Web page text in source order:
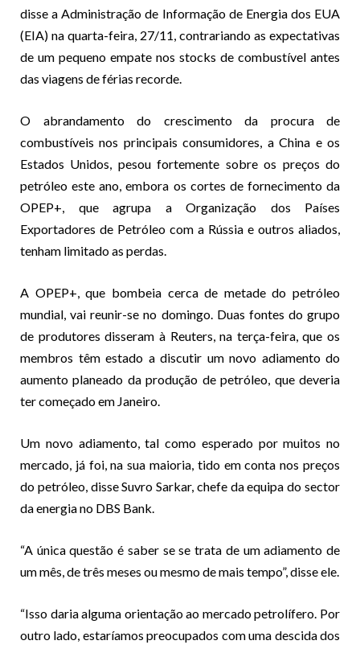
disse a Administração de Informação de Energia dos EUA
(EIA) na quarta-feira, 27/11, contrariando as expectativas
de um pequeno empate nos stocks de combustível antes
das viagens de férias recorde.
O abrandamento do crescimento da procura de
combustíveis nos principais consumidores, a China e os
Estados Unidos, pesou fortemente sobre os preços do
petróleo este ano, embora os cortes de fornecimento da
OPEP+, que agrupa a Organização dos Países
Exportadores de Petróleo com a Rússia e outros aliados,
tenham limitado as perdas.
A OPEP+, que bombeia cerca de metade do petróleo
mundial, vai reunir-se no domingo. Duas fontes do grupo
de produtores disseram à Reuters, na terça-feira, que os
membros têm estado a discutir um novo adiamento do
aumento planeado da produção de petróleo, que deveria
ter começado em Janeiro.
Um novo adiamento, tal como esperado por muitos no
mercado, já foi, na sua maioria, tido em conta nos preços
do petróleo, disse Suvro Sarkar, chefe da equipa do sector
da energia no DBS Bank.
“A única questão é saber se se trata de um adiamento de
um mês, de três meses ou mesmo de mais tempo”, disse ele.
“Isso daria alguma orientação ao mercado petrolífero. Por
outro lado, estaríamos preocupados com uma descida dos